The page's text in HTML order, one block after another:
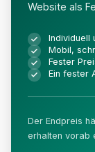
Website als
Individuell
Mobil,
Fester
Ein fester
Der Endpreis
erhalten vorab